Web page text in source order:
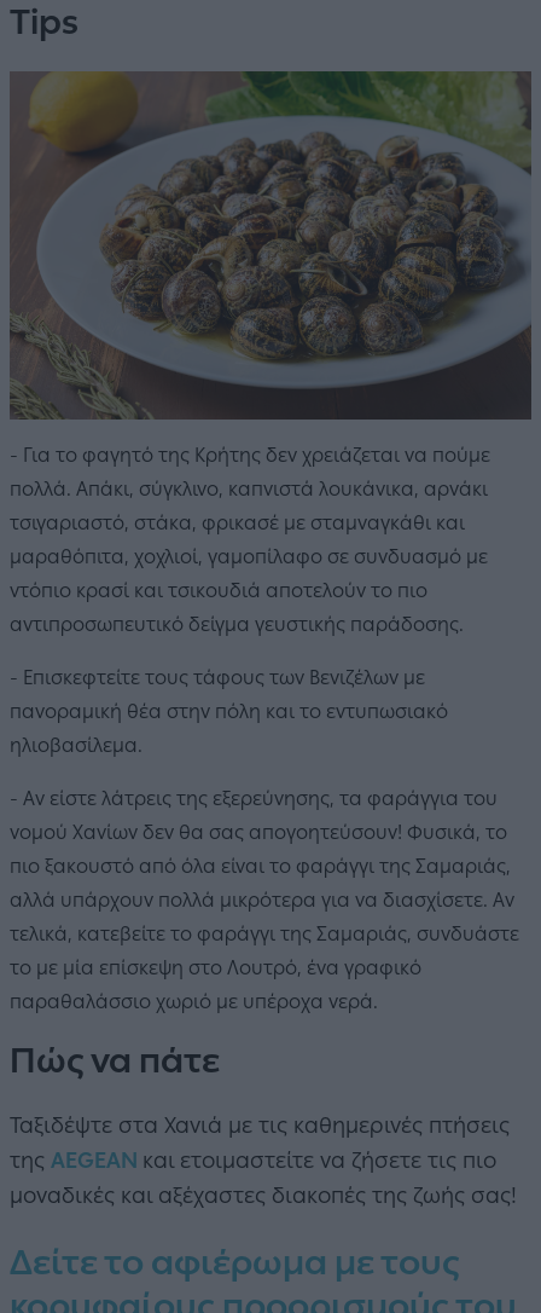
Tips
- Για το φαγητό της Κρήτης δεν χρειάζεται να πούμε
πολλά. Απάκι, σύγκλινο, καπνιστά λουκάνικα, αρνάκι
τσιγαριαστό, στάκα, φρικασέ με σταμναγκάθι και
μαραθόπιτα, χοχλιοί, γαμοπίλαφο σε συνδυασμό με
ντόπιο κρασί και τσικουδιά αποτελούν το πιο
αντιπροσωπευτικό δείγμα γευστικής παράδοσης.
- Επισκεφτείτε τους τάφους των Βενιζέλων με
πανοραμική θέα στην πόλη και το εντυπωσιακό
ηλιοβασίλεμα.
- Αν είστε λάτρεις της εξερεύνησης, τα φαράγγια του
νομού Χανίων δεν θα σας απογοητεύσουν! Φυσικά, το
πιο ξακουστό από όλα είναι το φαράγγι της Σαμαριάς,
αλλά υπάρχουν πολλά μικρότερα για να διασχίσετε. Αν
τελικά, κατεβείτε το φαράγγι της Σαμαριάς, συνδυάστε
το με μία επίσκεψη στο Λουτρό, ένα γραφικό
παραθαλάσσιο χωριό με υπέροχα νερά.
Πώς να πάτε
Ταξιδέψτε στα Χανιά με τις καθημερινές πτήσεις
της AEGEAN και ετοιμαστείτε να ζήσετε τις πιο
μοναδικές και αξέχαστες διακοπές της ζωής σας!
Δείτε το αφιέρωμα με τους